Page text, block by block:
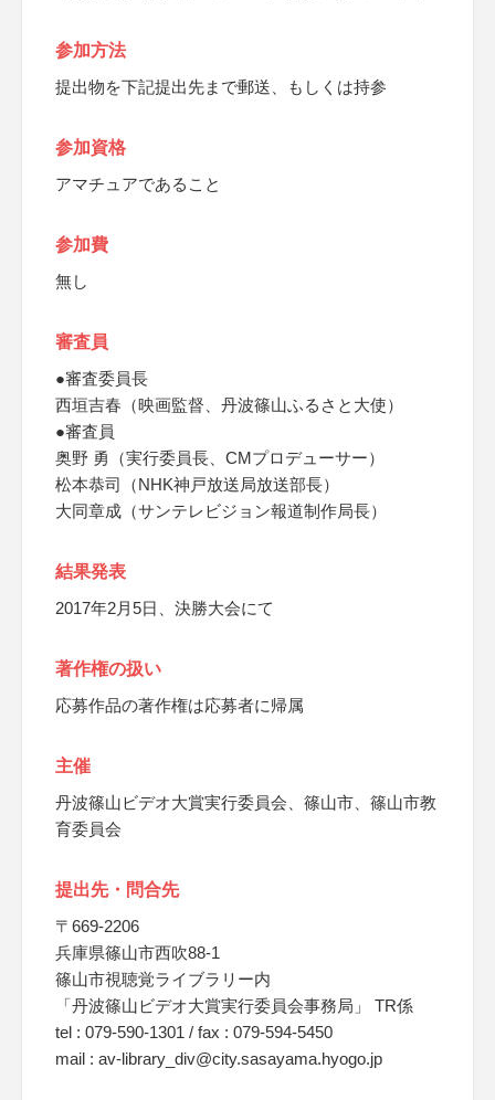
参加方法
提出物を下記提出先まで郵送、もしくは持参
参加資格
アマチュアであること
参加費
無し
審査員
●審査委員長
西垣吉春（映画監督、丹波篠山ふるさと大使）
●審査員
奥野 勇（実行委員長、CMプロデューサー）
松本恭司（NHK神戸放送局放送部長）
大同章成（サンテレビジョン報道制作局長）
結果発表
2017年2月5日、決勝大会にて
著作権の扱い
応募作品の著作権は応募者に帰属
主催
丹波篠山ビデオ大賞実行委員会、篠山市、篠山市教
育委員会
提出先・問合先
〒669-2206
兵庫県篠山市西吹88-1
篠山市視聴覚ライブラリー内
「丹波篠山ビデオ大賞実行委員会事務局」 TR係
tel : 079-590-1301 / fax : 079-594-5450
mail : av-library_div@city.sasayama.hyogo.jp